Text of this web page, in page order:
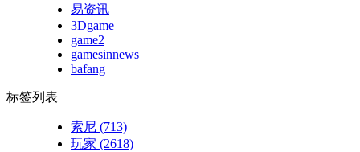
易资讯
3Dgame
game2
gamesinnews
bafang
标签列表
索尼 (713)
玩家 (2618)